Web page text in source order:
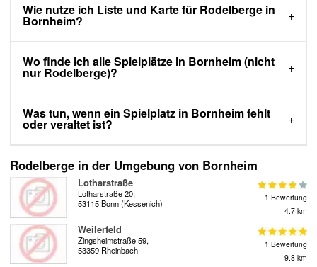
Wie nutze ich Liste und Karte für Rodelberge in
Bornheim?
Wo finde ich alle Spielplätze in Bornheim (nicht
nur Rodelberge)?
Was tun, wenn ein Spielplatz in Bornheim fehlt
oder veraltet ist?
Rodelberge in der Umgebung von Bornheim
Lotharstraße
Lotharstraße 20,
53115 Bonn (Kessenich)
1 Bewertung
4.7 km
Weilerfeld
Zingsheimstraße 59,
53359 Rheinbach
1 Bewertung
9.8 km